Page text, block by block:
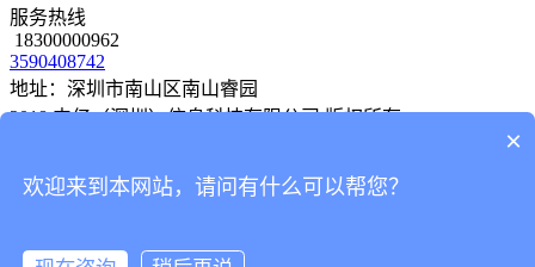
服务热线
18300000962
3590408742
地址：深圳市南山区南山睿园
2018 中亿（深圳）信息科技有限公司 版权所有
物联网卡 解决方案
×
欢迎来到本网站，请问有什么可以帮您？